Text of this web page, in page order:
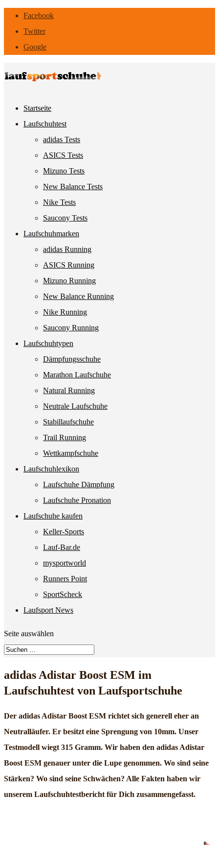
Facebook
Twitter
Google
Startseite
Laufschuhtest
adidas Tests
ASICS Tests
Mizuno Tests
New Balance Tests
Nike Tests
Saucony Tests
Laufschuhmarken
adidas Running
ASICS Running
Mizuno Running
New Balance Running
Nike Running
Saucony Running
Laufschuhtypen
Dämpfungsschuhe
Marathon Laufschuhe
Natural Running
Neutrale Laufschuhe
Stabillaufschuhe
Trail Running
Wettkampfschuhe
Laufschuhlexikon
Laufschuhe Dämpfung
Laufschuhe Pronation
Laufschuhe kaufen
Keller-Sports
Lauf-Bar.de
mysportworld
Runners Point
SportScheck
Laufsport News
Seite auswählen
adidas Adistar Boost ESM im
Laufschuhtest von Laufsportschuhe
Der adidas Adistar Boost ESM richtet sich generell eher an
Neutralläufer. Er besitzt eine Sprengung von 10mm. Unser
Testmodell wiegt 315 Gramm. Wir haben den adidas Adistar
Boost ESM genauer unter die Lupe genommen. Wo sind seine
Stärken? Wo sind seine Schwächen? Alle Fakten haben wir
unserem Laufschuhtestbericht für Dich zusammengefasst.